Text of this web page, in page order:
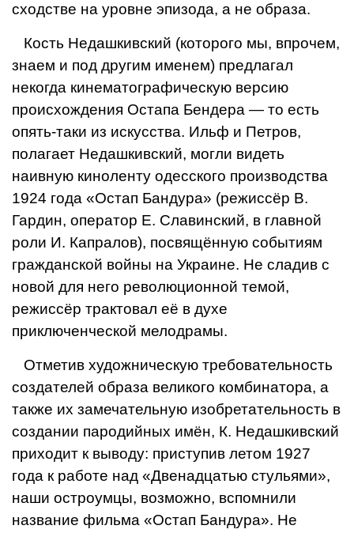
сходстве на уровне эпизода, а не образа.
Кость Недашкивский (которого мы, впрочем,
знаем и под другим именем) предлагал
некогда кинематографическую версию
происхождения Остапа Бендера — то есть
опять-таки из искусства. Ильф и Петров,
полагает Недашкивский, могли видеть
наивную киноленту одесского про­изводства
1924 года «Остап Бандура» (режиссёр В.
Гардин, оператор Е. Славин­ский, в главной
роли И. Капралов), посвя­щённую событиям
гражданской войны на Украине. Не сладив с
новой для него революционной темой,
режиссёр трактовал её в духе
приключенческой мелодрамы.
Отметив художническую требователь­ность
создателей образа великого комбинатора, а
также их замечатель­ную изобретательность в
создании паро­дийных имён, К. Недашкивский
приходит к выводу: приступив летом 1927
года к ра­боте над «Двенадцатью стульями»,
наши остроумцы, возможно, вспомнили
название фильма «Остап Бандура». Не